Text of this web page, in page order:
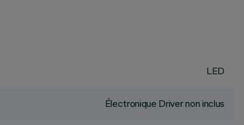
LED
Électronique Driver non inclus